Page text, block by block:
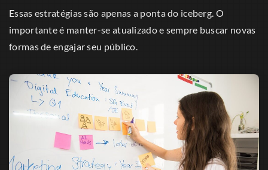
Essas estratégias são apenas a ponta do iceberg. O
importante é manter-se atualizado e sempre buscar novas
formas de engajar seu público.